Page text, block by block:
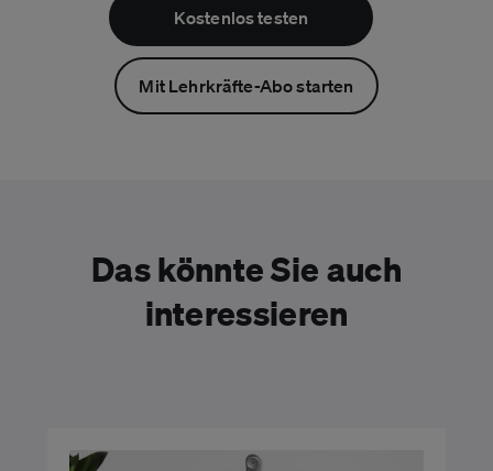
Kostenlos testen
Mit Lehrkräfte-Abo starten
Das könnte Sie auch
interessieren